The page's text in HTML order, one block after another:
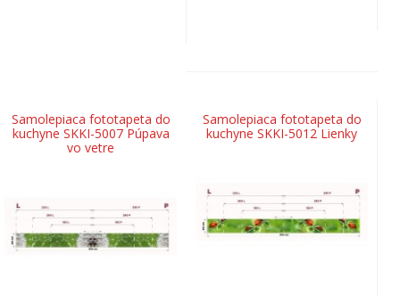
Samolepiaca fototapeta do
kuchyne SKKI-5007 Púpava
vo vetre
Samolepiaca fototapeta do
kuchyne SKKI-5012 Lienky